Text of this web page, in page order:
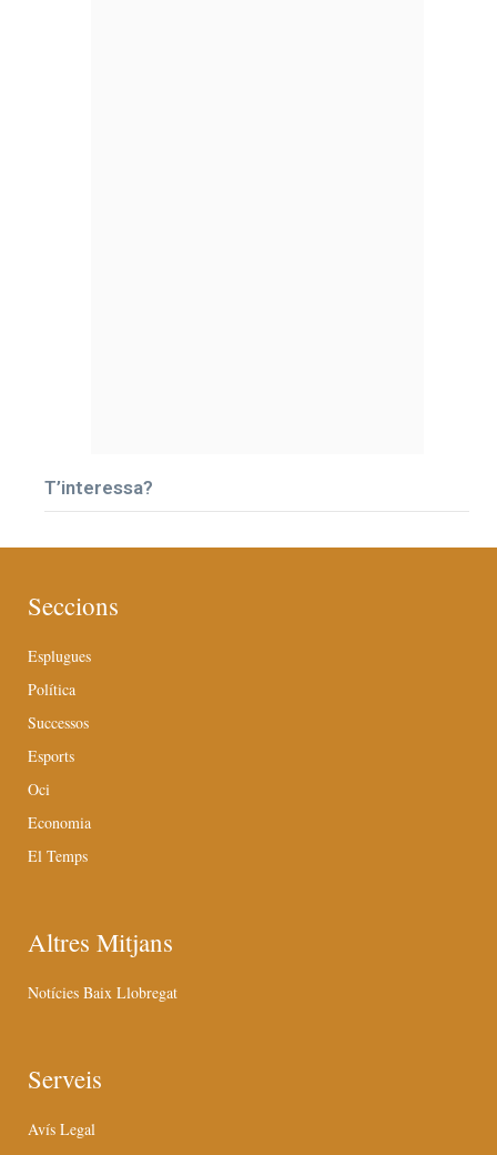
T’interessa?
Seccions
Esplugues
Política
Successos
Esports
Oci
Economia
El Temps
Altres Mitjans
Notícies Baix Llobregat
Serveis
Avís Legal